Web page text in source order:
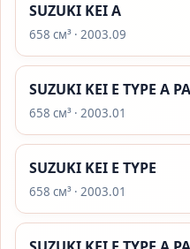
SUZUKI KEI A
658 см³ · 2003.09
SUZUKI KEI E TYPE A
658 см³ · 2003.01
SUZUKI KEI E TYPE
658 см³ · 2003.01